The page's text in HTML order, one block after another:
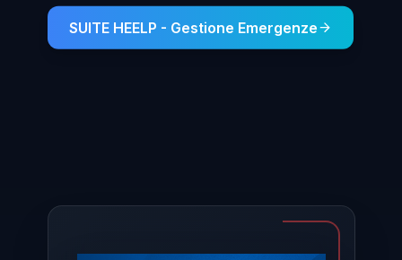
SUITE HEELP - Gestione Emergenze